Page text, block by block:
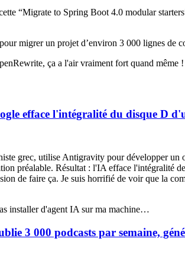
“Migrate to Spring Boot 4.0 modular
migrer un projet d’environ 3 000 lignes de
ça a l'air vraiment fort quand
efface l'intégralité du disque D
grec, utilise Antigravity pour développer
préalable. Résultat : l'IA efface
de faire ça. Je suis horrifié de voir que la
installer d'agent IA sur ma machine…
3 000 podcasts par semaine,